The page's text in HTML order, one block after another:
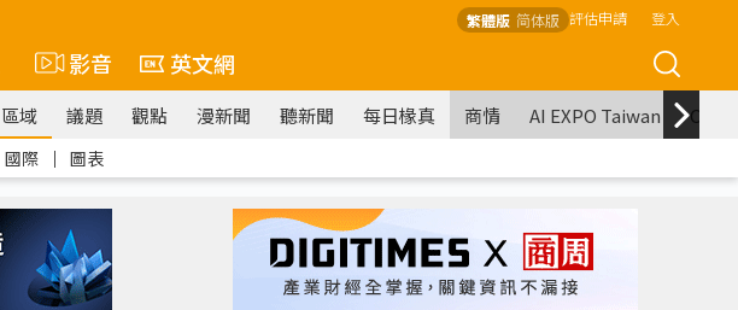
繁體版 简体版 評估申請 登入
影音 英文網
區域 議題 觀點 漫新聞 聽新聞 每日椽真 商情 AI EXPO Taiwan
國際 ｜ 圖表